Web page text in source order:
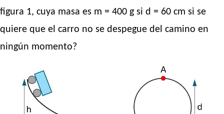
figura 1, cuya masa es m = 400 g si d = 60 cm si se
quiere que el carro no se despegue del camino en
ningún momento?